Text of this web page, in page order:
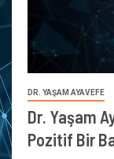
DR. YAŞAM AYAVEFE
Dr. Yaşam
Pozitif Bir